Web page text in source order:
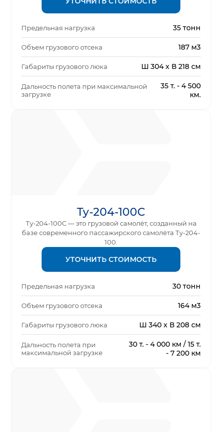
Предельная нагрузка 35 тонн
Объем грузового отсека 187 м3
Габариты грузового люка Ш 304 x В 218 см
Дальность полета при максимальной
загрузке
35 т. - 4 500
км.
Ту-204-100С
Ту-204-100С — это грузовой самолёт, созданный на
базе современного пассажирского самолёта Ту-204-
100.
УТОЧНИТЬ СТОИМОСТЬ
Предельная нагрузка 30 тонн
Объем грузового отсека 164 м3
Габариты грузового люка Ш 340 х В 208 см
Дальность полета при
максимальной загрузке
30 т. - 4 000 км / 15 т.
- 7 200 км